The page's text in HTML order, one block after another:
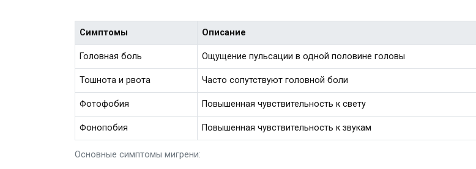
Основные симптомы мигрени:
Симптомы Описание
Головная боль Ощущение пульсации в одной половине головы
Тошнота и рвота Часто сопутствуют головной боли
Фотофобия Повышенная чувствительность к свету
Фонопобия Повышенная чувствительность к звукам